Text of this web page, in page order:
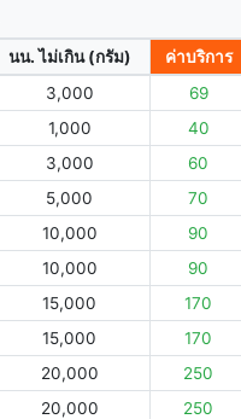
นน. ไม่เกิน (กรัม)
ค่าบริการ
3,000
69
1,000
40
3,000
60
5,000
70
10,000
90
10,000
90
15,000
170
15,000
170
20,000
250
20,000 250